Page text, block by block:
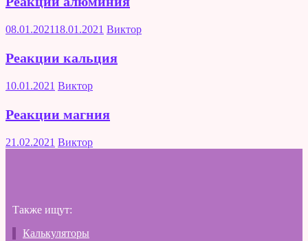
08.01.202118.01.2021 Виктор
Реакции кальция
10.01.2021 Виктор
Реакции магния
21.02.2021 Виктор
Также ищут:
Калькуляторы